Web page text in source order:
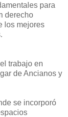
para
derecho
los mejores
trabajo en
de Ancianos y
se incorporó